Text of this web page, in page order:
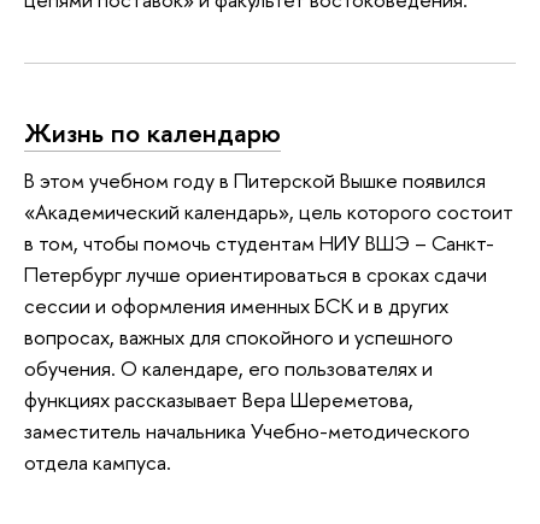
Жизнь по календарю
В этом учебном году в Питерской Вышке появился
«Академический календарь», цель которого состоит
в том, чтобы помочь студентам НИУ ВШЭ – Санкт-
Петербург лучше ориентироваться в сроках сдачи
сессии и оформления именных БСК и в других
вопросах, важных для спокойного и успешного
обучения. О календаре, его пользователях и
функциях рассказывает Вера Шереметова,
заместитель начальника Учебно-методического
отдела кампуса.